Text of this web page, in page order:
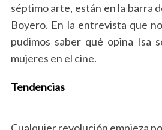
séptimo arte, están en la barra
Boyero. En la entrevista que
pudimos saber qué opina Isa
mujeres en el cine.
Tendencias
Cualquier revolución empieza